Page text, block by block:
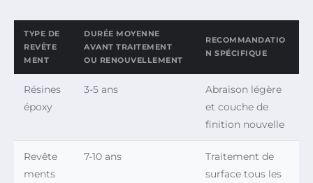
TYPE DE
REVÊTE
MENT
DURÉE MOYENNE
AVANT TRAITEMENT
OU RENOUVELLEMENT
RECOMMANDATIO
N SPÉCIFIQUE
Résines
époxy
3-5 ans
Abraison légère
et couche de
finition nouvelle
Revête
ments
7-10 ans
Traitement de
surface tous les